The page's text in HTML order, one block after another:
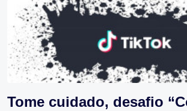
Tome cuidado, desafio